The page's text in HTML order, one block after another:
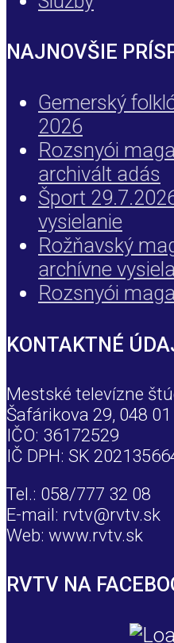
NAJNOVŠIE
Gemerský
2026
Rozsnyói
archivált adás
Šport
vysielanie
Rožňavský
archívne
Rozsnyói
KONTAKTNÉ
Mestské televízne
Šafárikova 29, 048
IČO: 36172529
IČ DPH: SK
Tel.: 058/777 32 08
E-mail: rvtv@rvtv.sk
Web: www.rvtv.sk
RVTV NA